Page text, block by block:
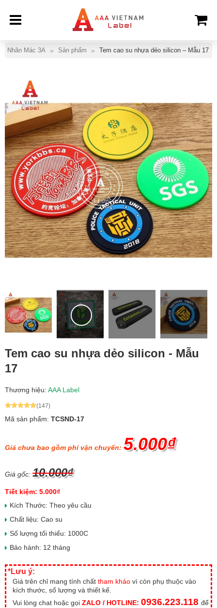
Nhãn Mác 3A Sản phẩm Tem cao su nhựa dẻo silicon – Mẫu 17
Tem cao su nhựa dẻo silicon - Mẫu
17
Thương hiệu: AAA Label
(147)
Mã sản phẩm: TCSND-17
Giá chưa bao gồm phí vận chuyển: 5.000₫
Giá gốc: 10.000₫
Tiết kiệm: 5.000₫
Kích Thước: Theo yêu cầu
Chất liệu: Cao su
Số lượng tối thiểu: 1000C
Bảo hành: 12 tháng
*Lưu ý:
Giá trên chỉ mang tính chất tham khảo vì còn phụ thuộc vào
kích thước, số lượng và thiết kế.
Vui lòng chat hoặc gọi ZALO / HOTLINE: 0936.223.118 để